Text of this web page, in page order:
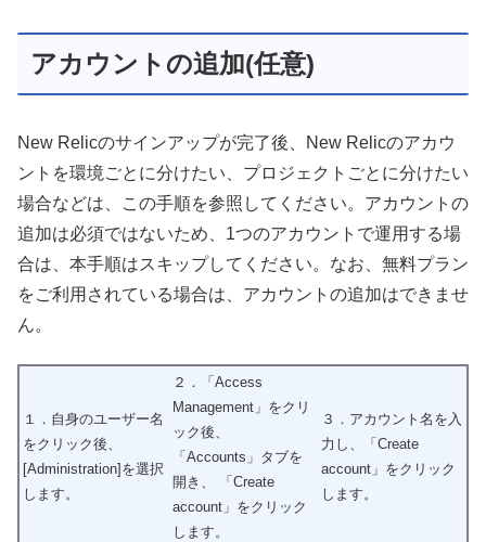
アカウントの追加(任意)
New Relicのサインアップが完了後、New Relicのアカウ
ントを環境ごとに分けたい、プロジェクトごとに分けたい
場合などは、この手順を参照してください。アカウントの
追加は必須ではないため、1つのアカウントで運用する場
合は、本手順はスキップしてください。なお、無料プラン
をご利用されている場合は、アカウントの追加はできませ
ん。
１．自身のユーザー名
をクリック後、
[Administration]を選択
します。
２．「Access
Management」をクリ
ック後、
「Accounts」タブを
開き、 「Create
account」をクリック
します。
３．アカウント名を入
力し、「Create
account」をクリック
します。